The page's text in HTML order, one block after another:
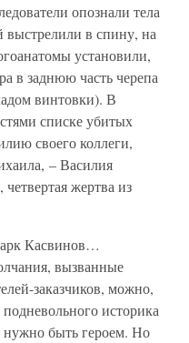
опознали тела
в спину, на
установили,
в заднюю часть черепа
винтовки). В
списке убитых
своего коллеги,
– Василия
жертва из
Касвинов…
вызванные
заказчиков, можно,
историка
быть героем. Но